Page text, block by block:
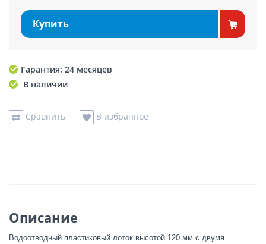
Купить
Гарантия: 24 месяцев
В наличии
Сравнить В избранное
Описание
Водоотводный пластиковый лоток высотой 120 мм с двумя